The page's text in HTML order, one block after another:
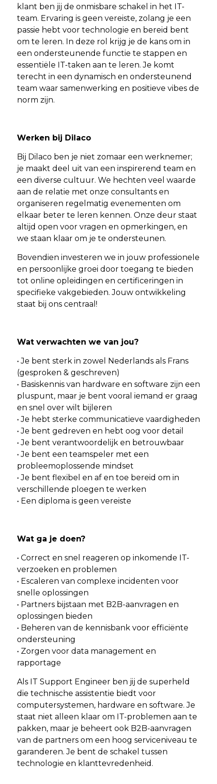
klant ben jij de onmisbare schakel in het IT-
team. Ervaring is geen vereiste, zolang je een
passie hebt voor technologie en bereid bent
om te leren. In deze rol krijg je de kans om in
een ondersteunende functie te stappen en
essentiële IT-taken aan te leren. Je komt
terecht in een dynamisch en ondersteunend
team waar samenwerking en positieve vibes de
norm zijn.
Werken bij Dilaco
Bij Dilaco ben je niet zomaar een werknemer;
je maakt deel uit van een inspirerend team en
een diverse cultuur. We hechten veel waarde
aan de relatie met onze consultants en
organiseren regelmatig evenementen om
elkaar beter te leren kennen. Onze deur staat
altijd open voor vragen en opmerkingen, en
we staan klaar om je te ondersteunen.
Bovendien investeren we in jouw professionele
en persoonlijke groei door toegang te bieden
tot online opleidingen en certificeringen in
specifieke vakgebieden. Jouw ontwikkeling
staat bij ons centraal!
Wat verwachten we van jou?
• Je bent sterk in zowel Nederlands als Frans
(gesproken & geschreven)
• Basiskennis van hardware en software zijn een
pluspunt, maar je bent vooral iemand er graag
en snel over wilt bijleren
• Je hebt sterke communicatieve vaardigheden
• Je bent gedreven en hebt oog voor detail
• Je bent verantwoordelijk en betrouwbaar
• Je bent een teamspeler met een
probleemoplossende mindset
• Je bent flexibel en af en toe bereid om in
verschillende ploegen te werken
• Een diploma is geen vereiste
Wat ga je doen?
• Correct en snel reageren op inkomende IT-
verzoeken en problemen
• Escaleren van complexe incidenten voor
snelle oplossingen
• Partners bijstaan met B2B-aanvragen en
oplossingen bieden
• Beheren van de kennisbank voor efficiënte
ondersteuning
• Zorgen voor data management en
rapportage
Als IT Support Engineer ben jij de superheld
die technische assistentie biedt voor
computersystemen, hardware en software. Je
staat niet alleen klaar om IT-problemen aan te
pakken, maar je beheert ook B2B-aanvragen
van de partners om een hoog serviceniveau te
garanderen. Je bent de schakel tussen
technologie en klanttevredenheid.